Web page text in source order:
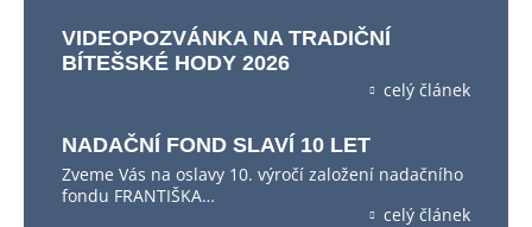
VIDEOPOZVÁNKA NA TRADIČNÍ
BÍTEŠSKÉ HODY 2026
celý článek
NADAČNÍ FOND SLAVÍ 10 LET
Zveme Vás na oslavy 10. výročí založení nadačního
fondu FRANTIŠKA…
celý článek